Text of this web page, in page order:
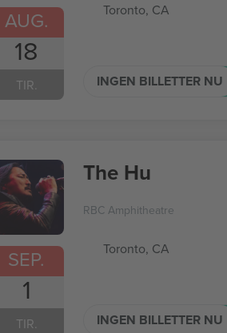
AUG.
18
TIR.
Toronto, CA
INGEN BILLETTER NU
SEP.
1
TIR.
The Hu
RBC Amphitheatre
Toronto, CA
INGEN BILLETTER NU